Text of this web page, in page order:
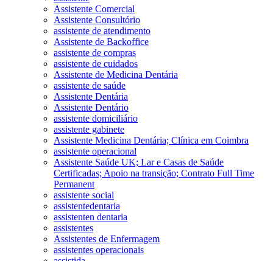
Assistente Comercial
Assistente Consultório
assistente de atendimento
Assistente de Backoffice
assistente de compras
assistente de cuidados
Assistente de Medicina Dentária
assistente de saúde
Assistente Dentária
Assistente Dentário
assistente domiciliário
assistente gabinete
Assistente Medicina Dentária; Clínica em Coimbra
assistente operacional
Assistente Saúde UK; Lar e Casas de Saúde
Certificadas; Apoio na transição; Contrato Full Time
Permanent
assistente social
assistentedentaria
assistenten dentaria
assistentes
Assistentes de Enfermagem
assistentes operacionais